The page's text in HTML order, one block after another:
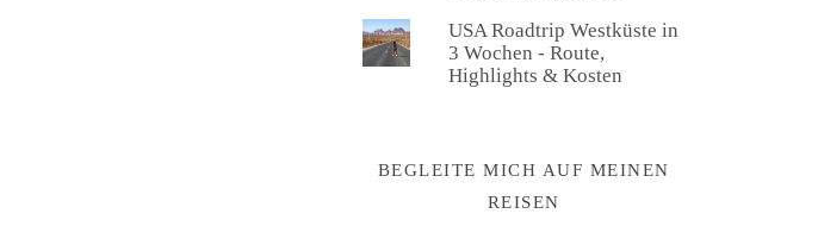
USA Roadtrip Westküste in
3 Wochen - Route,
Highlights & Kosten
BEGLEITE MICH AUF MEINEN
REISEN